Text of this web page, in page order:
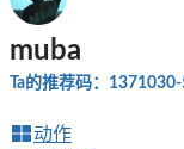
muba
Ta的推荐码：
动作